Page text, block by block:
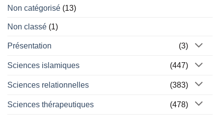
Non catégorisé (13)
Non classé (1)
Présentation (3)
Sciences islamiques (447)
Sciences relationnelles (383)
Sciences thérapeutiques (478)